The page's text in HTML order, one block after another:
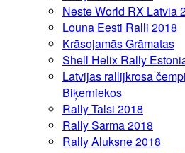
Neste World RX Latvia
Louna Eesti Ralli 2018
Krāsojamās Grāmatas
Shell Helix Rally
Latvijas rallijkrosa
Biķerniekos
Rally Talsi 2018
Rally Sarma 2018
Rally Aluksne 2018